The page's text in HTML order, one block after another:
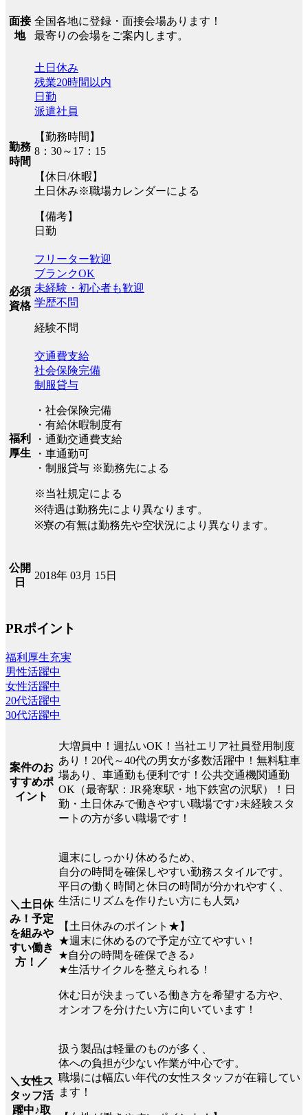
面接
地
全国各地に登録・面接会場あります！
最寄りの会場をご案内します。
勤務
時間
土日休み
残業20時間以内
日勤
派遣社員
【勤務時間】
8：30～17：15
【休日/休暇】
土日休み※職場カレンダーによる
【備考】
日勤
必須
資格
フリーター歓迎
ブランクOK
未経験・初心者も歓迎
学歴不問
経験不問
福利
厚生
交通費支給
社会保険完備
制服貸与
・社会保険完備
・有給休暇制度有
・通勤交通費支給
・車通勤可
・制服貸与 ※勤務先による
※当社規定による
※待遇は勤務先により異なります。
※寮の有無は勤務先や空状況により異なります。
公開
日
2018年 03月 15日
PRポイント
福利厚生充実
男性活躍中
女性活躍中
20代活躍中
30代活躍中
案件のお
すすめポ
イント
大増員中！週払いOK！当社エリア社員登用制度
あり！20代～40代の男女が多数活躍中！無料駐車
場あり、車通勤も便利です！公共交通機関通勤
OK（最寄駅：JR発寒駅・地下鉄宮の沢駅）！日
勤・土日休みで働きやすい職場です♪未経験スタ
ートの方が多い職場です！
＼土日休
み！予定
を組みや
すい働き
方！／
週末にしっかり休めるため、
自分の時間を確保しやすい勤務スタイルです。
平日の働く時間と休日の時間が分かれやすく、
生活にリズムを作りたい方にも人気♪
【土日休みのポイント★】
★週末に休めるので予定が立てやすい！
★自分の時間を確保できる♪
★生活サイクルを整えられる！
休む日が決まっている働き方を希望する方や、
オンオフを分けたい方に向いています！
＼女性ス
タッフ活
躍中♪取
扱う製品は軽量のものが多く、
体への負担が少ない作業が中心です。
職場には幅広い年代の女性スタッフが在籍してい
ます！